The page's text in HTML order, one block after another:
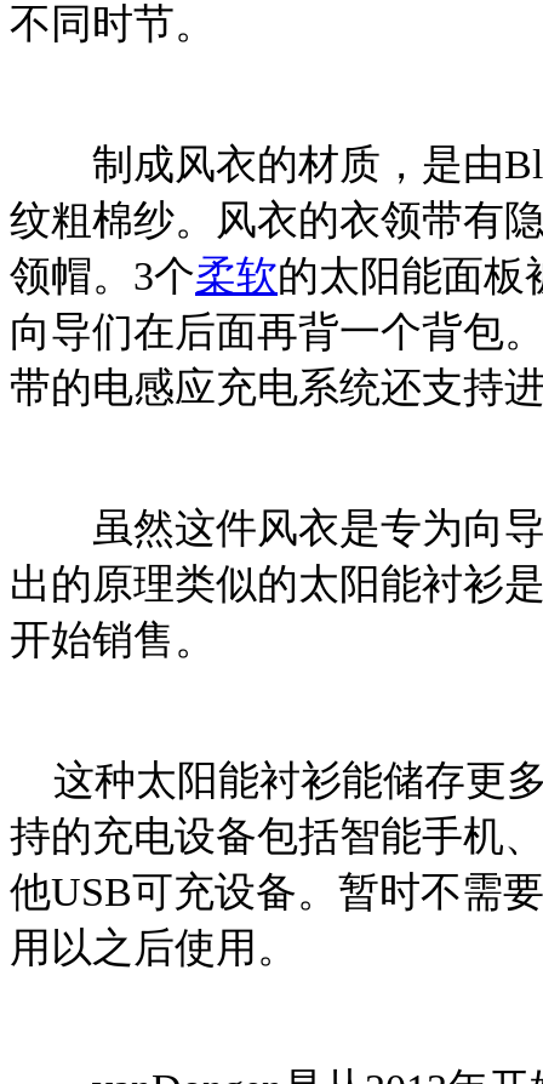
不同时节。
制成风衣的材质，是由
纹粗棉纱。风衣的衣领带有
领帽。3个柔软的太阳能面板
向导们在后面再背一个背包
带的电感应充电系统还支持
虽然这件风衣是专为向导
出的原理类似的太阳能衬衫
开始销售。
这种太阳能衬衫能储存更
持的充电设备包括智能手机
他USB可充设备。暂时不需
用以之后使用。